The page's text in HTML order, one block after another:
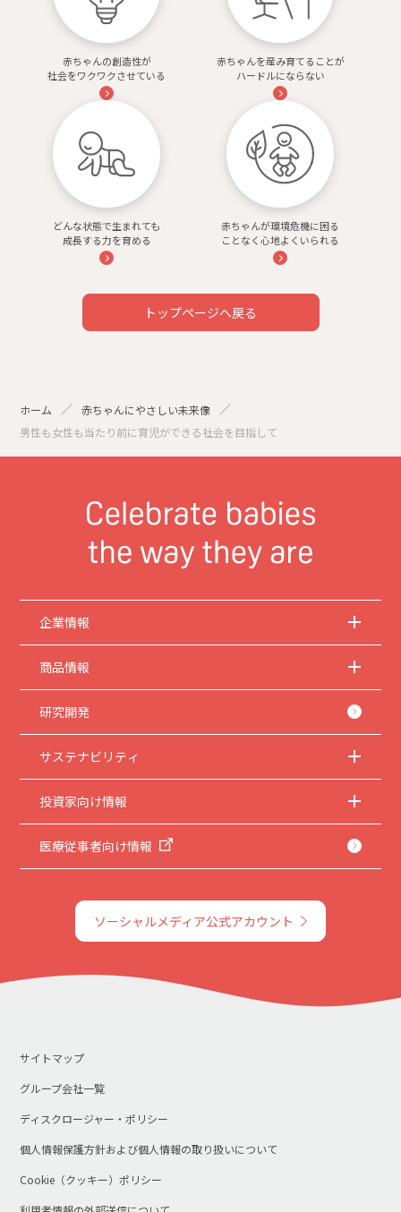
赤ちゃんの創造性が
社会をワクワクさせている
赤ちゃんを産み育てることが
ハードルにならない
どんな状態で生まれても
成長する力を育める
赤ちゃんが環境危機に困る
ことなく心地よくいられる
トップページへ戻る
ホーム
赤ちゃんにやさしい未来像
男性も女性も当たり前に育児ができる社会を目指して
企業情報
商品情報
研究開発
サステナビリティ
投資家向け情報
医療従事者向け情報
ソーシャルメディア公式アカウント
サイトマップ
グループ会社一覧
ディスクロージャー・ポリシー
個人情報保護方針および個人情報の取り扱いについて
Cookie（クッキー）ポリシー